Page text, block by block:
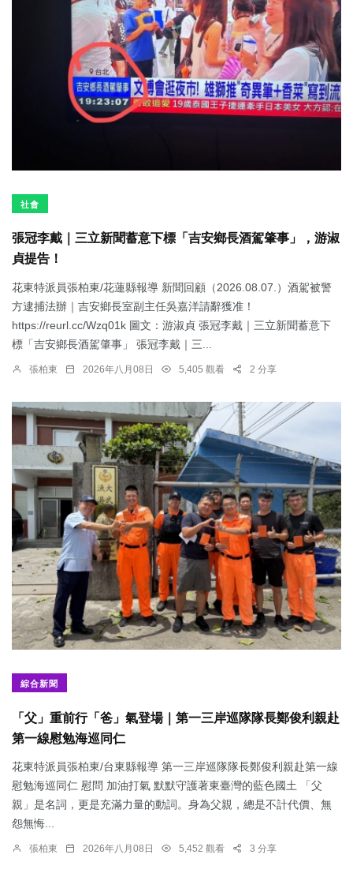
社會
張冠李戴｜三立新聞蓄意下標「吉安鄉長酒駕肇事」，游淑
貞提告！
花東特派員張柏東/花蓮縣報導 新聞回顧（2026.08.07.）酒駕被警
方逮捕法辦｜吉安鄉長室副主任吳嘉洋請辭獲准！
https://reurl.cc/Wzq01k 圖文：游淑貞 張冠李戴｜三立新聞蓄意下
標「吉安鄉長酒駕肇事」 張冠李戴｜三...
張柏東 2026年八月08日 5,405 觀看 2 分享
綜合新聞
「父」重前行「爸」氣登場｜第一三岸巡隊隊長鄭俊利親赴
第一線慰勉海巡同仁
花東特派員張柏東/台東縣報導 第一三岸巡隊隊長鄭俊利親赴第一線
慰勉海巡同仁 慰問 加油打氣 默默守護著東臺灣的藍色國土 「父
親」是名詞，更是充滿力量的動詞。身為父親，總是不計代價、無
怨無悔...
張柏東 2026年八月08日 5,452 觀看 3 分享